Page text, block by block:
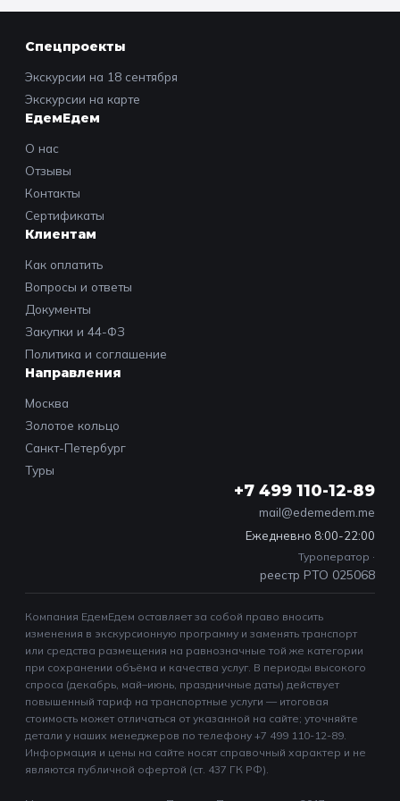
Спецпроекты
Экскурсии на 18 сентября
Экскурсии на карте
ЕдемЕдем
О нас
Отзывы
Контакты
Сертификаты
Клиентам
Как оплатить
Вопросы и ответы
Документы
Закупки и 44-ФЗ
Политика и соглашение
Направления
Москва
Золотое кольцо
Санкт-Петербург
Туры
+7 499 110-12-89
mail@edemedem.me
Ежедневно 8:00-22:00
Туроператор ·
реестр РТО 025068
Компания ЕдемЕдем оставляет за собой право вносить
изменения в экскурсионную программу и заменять транспорт
или средства размещения на равнозначные той же категории
при сохранении объёма и качества услуг. В периоды высокого
спроса (декабрь, май–июнь, праздничные даты) действует
повышенный тариф на транспортные услуги — итоговая
стоимость может отличаться от указанной на сайте; уточняйте
детали у наших менеджеров по телефону +7 499 110-12-89.
Информация и цены на сайте носят справочный характер и не
являются публичной офертой (ст. 437 ГК РФ).